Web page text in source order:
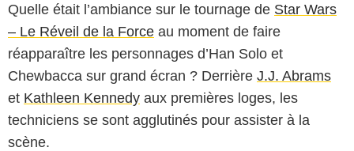
Quelle était l’ambiance sur le tournage de Star Wars
– Le Réveil de la Force au moment de faire
réapparaître les personnages d’Han Solo et
Chewbacca sur grand écran ? Derrière J.J. Abrams
et Kathleen Kennedy aux premières loges, les
techniciens se sont agglutinés pour assister à la
scène.